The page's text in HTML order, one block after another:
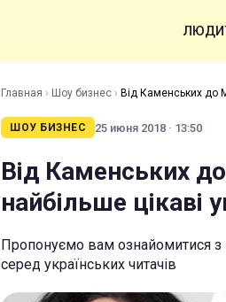
ЛЮДИ
Главная › Шоу бизнес › Від Каменських до
ШОУ БИЗНЕС 25 июня 2018 · 13:50
Від Каменських
найбільше цікаві
Пропонуємо вам ознайомитися з
серед українських читачів